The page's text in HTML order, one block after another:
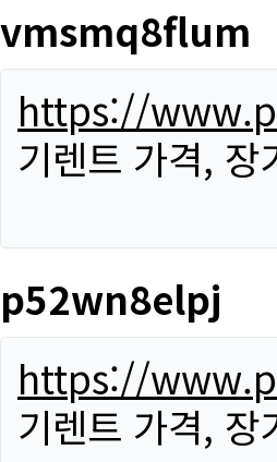
vmsmq8flum
https://
기렌트 가격, 장
p52wn8elpj
https://
기렌트 가격, 장